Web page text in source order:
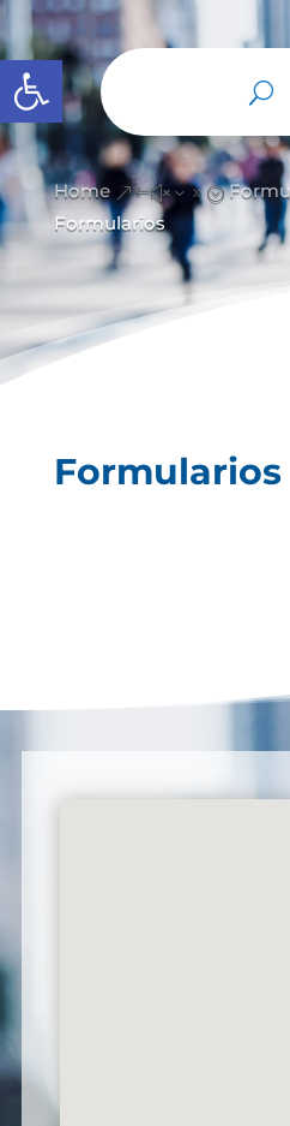
Abrir barra de herramientas
Home &#x39;
Formularios
Formularios